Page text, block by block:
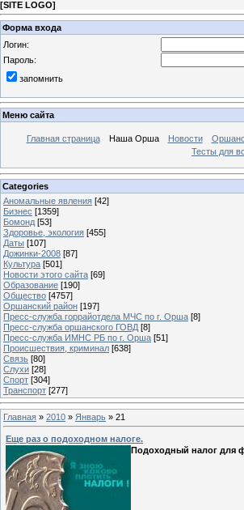
[SITE LOGO]
Форма входа
Логин:
Пароль:
запомнить
Меню сайта
Главная страница Наша Орша Новости
Тесты для
Categories
Аномальные явления [42]
Бизнес [1359]
Бомонд [53]
Здоровье, экология [455]
Даты [107]
Дожинки-2008 [87]
Культура [501]
Новости этого сайта [69]
Образование [190]
Общество [4757]
Оршанский район [197]
Пресс-служба горрайотдела МЧС по г. Орша [8]
Пресс-служба оршанского ГОВД [8]
Пресс-служба ИМНС РБ по г. Орша [51]
Проиcшествия, криминал [638]
Связь [80]
Слухи [28]
Спорт [304]
Транспорт [277]
Главная » 2010 » Январь » 21
Еще раз о подоходном налоге.
Подоходный налог для